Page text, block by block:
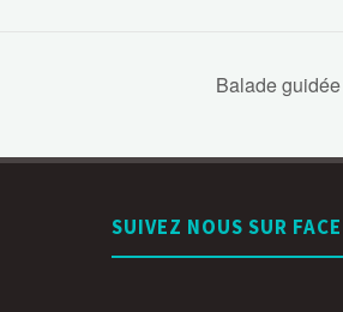
Balade
SUIVEZ NOUS SUR